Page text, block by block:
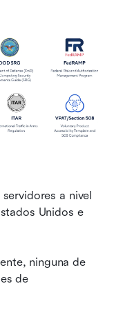
a nivel
Unidos e
ninguna de
de